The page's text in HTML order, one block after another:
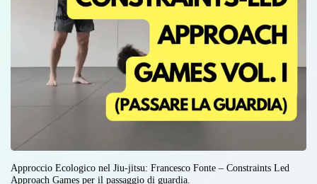
Approccio Ecologico nel Jiu-jitsu: Francesco Fonte – Constraints Led
Approach Games per il passaggio di guardia.